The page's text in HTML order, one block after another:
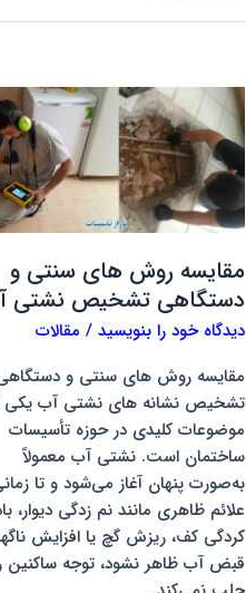
مقایسه روش های سنتی و
دستگاهی تشخیص نشتی
دیدگاه‌ خود را بنویسید / مقالات
مقایسه روش های سنتی و
تشخیص نشانه های نشتی آب یکی
موضوعات کلیدی در حوزه تأسیسات
ساختمان است. نشتی آب معمولاً
به‌صورت پنهان آغاز می‌شود و تا
علائم ظاهری مانند نم زدگی دیوار،
کردگی کف، ریزش گچ یا افزایش
قبض آب ظاهر نشود، توجه ساکنین
مقایسه
روش
های
سنتی
و
دستگاهی
تشخیص
نشتی
آب